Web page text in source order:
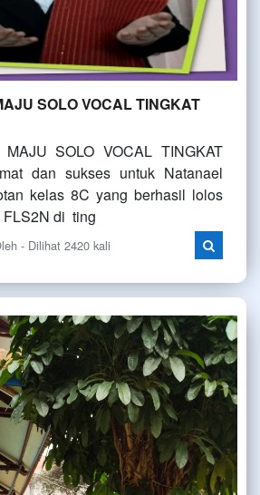
SOLO VOCAL TINGKAT
SOLO VOCAL TINGKAT
dan sukses untuk Natanael
kelas 8C yang berhasil lolos
FLS2N di ting
- Dilihat 2420 kali